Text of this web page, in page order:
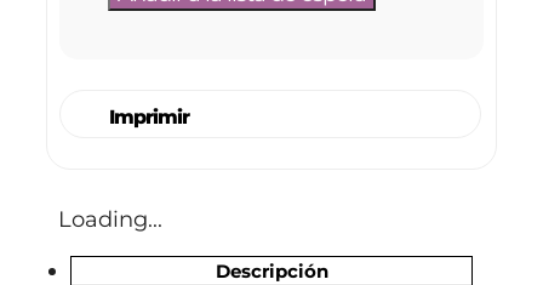
Imprimir
Loading...
Descripción